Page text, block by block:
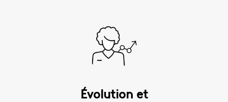
Évolution et